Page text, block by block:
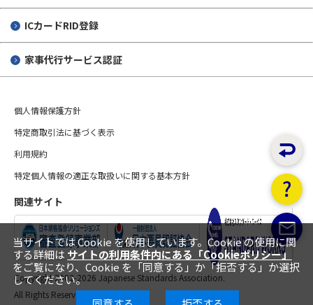
ICカードRID登録
家事代行サービス認証
個人情報保護方針
特定商取引法に基づく表示
利用規約
特定個人情報の適正な取扱いに関する基本方針
関連サイト
Copyright 2002-2026 Japanese Standards Association.
All Rights Reserved.
当サイトでは Cookie を使用しています。Cookie の使用に関
する詳細は サイトの利用条件内にある「Cookieポリシー」
をご覧になり、Cookie を「同意する」か「拒否する」か選択
してください。